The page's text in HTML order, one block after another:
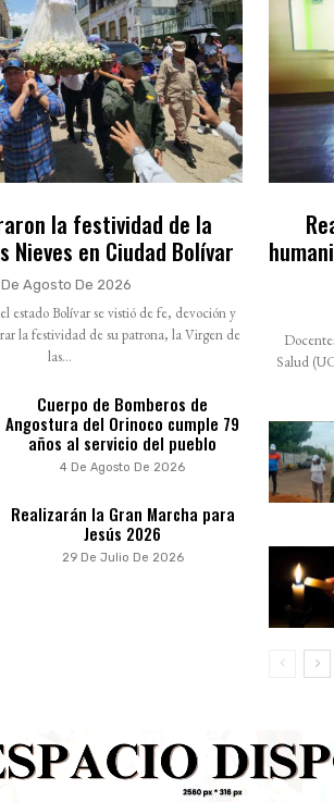
la festividad de la
Nieves en Ciudad Bolívar
Agosto De 2026
estado Bolívar se vistió de fe, devoción y
la festividad de su patrona, la Virgen de
las...
Cuerpo de Bomberos de
Angostura del Orinoco cumple 79
años al servicio del pueblo
4 De Agosto De 2026
Realizarán la Gran Marcha para
Jesús 2026
29 De Julio De 2026
Salud